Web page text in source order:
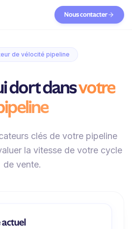
Nous contacter
de vélocité pipeline
dort dansvotre
clés de votre pipeline
la vitesse de votre cycle
de vente.